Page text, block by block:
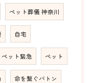
ペット葬儀 神奈川
自宅
ペット緊急 ペット
命を繋ぐバトン